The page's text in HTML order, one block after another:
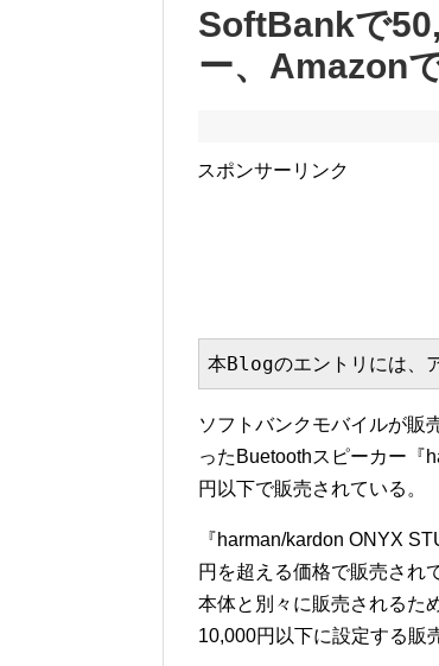
SoftBankで
ー、Amazon
スポンサーリンク
本Blogのエントリには、
ソフトバンクモバイルが販
ったBuetoothスピーカー『
円以下で販売されている。
『harman/kardon ONYX
円を超える価格で販売され
本体と別々に販売されるた
10,000円以下に設定する販